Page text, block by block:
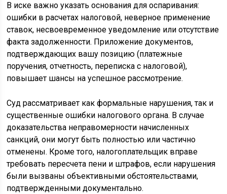
В иске важно указать основания для оспаривания:
ошибки в расчетах налоговой, неверное применение
ставок, несвоевременное уведомление или отсутствие
факта задолженности. Приложение документов,
подтверждающих вашу позицию (платежные
поручения, отчетность, переписка с налоговой),
повышает шансы на успешное рассмотрение.
Суд рассматривает как формальные нарушения, так и
существенные ошибки налогового органа. В случае
доказательства неправомерности начисленных
санкций, они могут быть полностью или частично
отменены. Кроме того, налогоплательщик вправе
требовать пересчета пени и штрафов, если нарушения
были вызваны объективными обстоятельствами,
подтвержденными документально.